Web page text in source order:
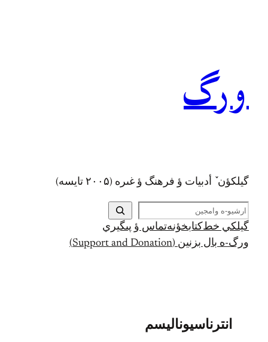
ورگ
گيلکؤن ٚ أدبیات ؤ فرهنگ ؤ غىره (۲۰۰۵ تايسه)
ج
س
ت
ج
گيلکي خط کتابخؤنهتماس ؤ پىگيري
ورگ-ه بال بزنين (Support and Donation)
انترناسیونالیسم